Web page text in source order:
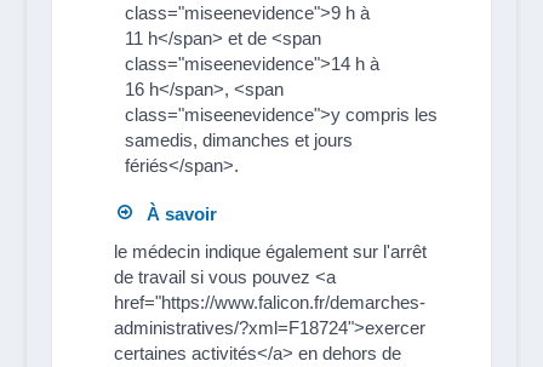
class="miseenevidence">9 h à
11 h</span> et de <span
class="miseenevidence">14 h à
16 h</span>, <span
class="miseenevidence">y compris les
samedis, dimanches et jours
fériés</span>.
À savoir
le médecin indique également sur l'arrêt
de travail si vous pouvez <a
href="https://www.falicon.fr/demarches-
administratives/?xml=F18724">exercer
certaines activités</a> en dehors de